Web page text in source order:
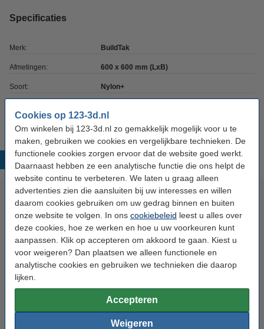
Cookies op 123-3d.nl
Om winkelen bij 123-3d.nl zo gemakkelijk mogelijk voor u te
maken, gebruiken we cookies en vergelijkbare technieken. De
functionele cookies zorgen ervoor dat de website goed werkt.
Daarnaast hebben ze een analytische functie die ons helpt de
website continu te verbeteren. We laten u graag alleen
advertenties zien die aansluiten bij uw interesses en willen
daarom cookies gebruiken om uw gedrag binnen en buiten
onze website te volgen. In ons cookiebeleid leest u alles over
deze cookies, hoe ze werken en hoe u uw voorkeuren kunt
aanpassen. Klik op accepteren om akkoord te gaan. Kiest u
voor weigeren? Dan plaatsen we alleen functionele en
analytische cookies en gebruiken we technieken die daarop
lijken.
Accepteren
Weigeren
Specificaties
Merk: BuildTak
Afmetingen: 600 x 600 mm (LxB)
Soort: Nylon+
Populaire producten
Capricorn TL 2 Meter
transparant PTFE buis 2,85 mm
€ 22,50 € 19,13 Incl. 21% BTW
BuildTak PEI hechtplatform folie
€ 109,00 Incl. 21% BTW